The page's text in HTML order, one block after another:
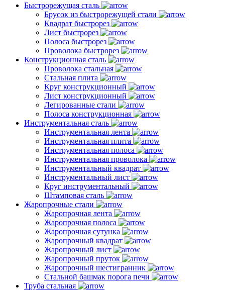
Быстрорежущая сталь
Брусок из быстрорежущей стали
Квадрат быстрорез
Лист быстрорез
Полоса быстрорез
Проволока быстрорез
Конструкционная сталь
Проволока стальная
Стальная плита
Круг конструкционный
Лист конструкционный
Легированные стали
Полоса конструкционная
Инструментальная сталь
Инструментальная лента
Инструментальная плита
Инструментальная полоса
Инструментальная проволока
Инструментальный квадрат
Инструментальный лист
Круг инструментальный
Штамповая сталь
Жаропрочные стали
Жаропрочная лента
Жаропрочная полоса
Жаропрочная сутунка
Жаропрочный квадрат
Жаропрочный лист
Жаропрочный пруток
Жаропрочный шестигранник
Стальной башмак порога печи
Труба стальная